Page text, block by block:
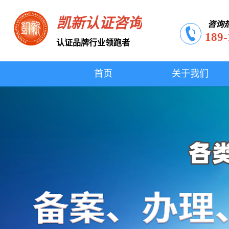
凯新认证咨询
认证品牌行业领跑者
咨询
首页 关于我们